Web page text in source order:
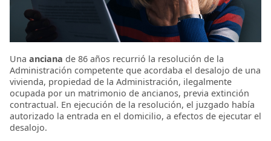
Una anciana de 86 años recurrió la resolución de la
Administración competente que acordaba el desalojo de una
vivienda, propiedad de la Administración, ilegalmente
ocupada por un matrimonio de ancianos, previa extinción
contractual. En ejecución de la resolución, el juzgado había
autorizado la entrada en el domicilio, a efectos de ejecutar el
desalojo.